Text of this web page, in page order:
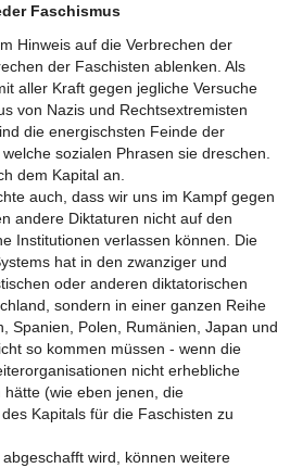
Faschismus
Hinweis auf die Verbrechen der
der Faschisten ablenken. Als
aller Kraft gegen jegliche Versuche
von Nazis und Rechtsextremisten
die energischsten Feinde der
sozialen Phrasen sie dreschen.
dem Kapital an.
auch, dass wir uns im Kampf gegen
andere Diktaturen nicht auf den
Institutionen verlassen können. Die
hat in den zwanziger und
oder anderen diktatorischen
sondern in einer ganzen Reihe
Spanien, Polen, Rumänien, Japan und
so kommen müssen - wenn die
nicht erhebliche
(wie eben jenen, die
Kapitals für die Faschisten zu
wird, können weitere